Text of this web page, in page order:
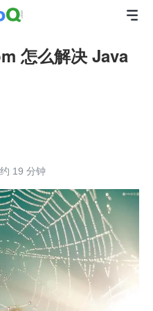
怎么解决 Java
19 分钟